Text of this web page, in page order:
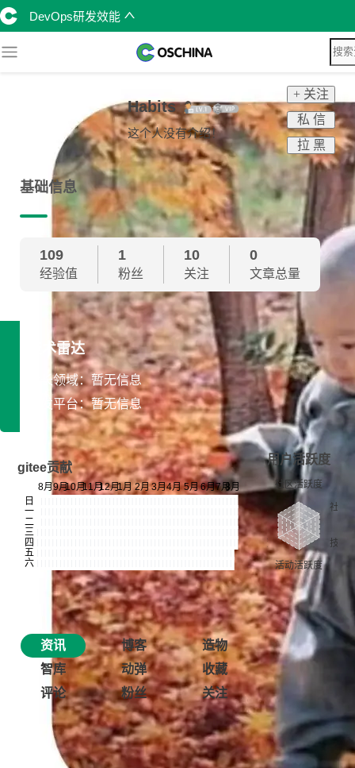
DevOps研发效能
Habits
这个人没有介绍！
+ 关注
私 信
拉 黑
基础信息
109
经验值
1
粉丝
10
关注
0
文章总量
技术雷达
专长领域：暂无信息
开发平台：暂无信息
gitee贡献
用户活跃度
资讯 博客
造物
智库
动弹
收藏
评论
粉丝 关注